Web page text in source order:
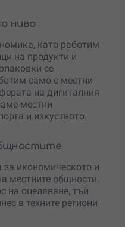
ниво
като работим
на продукти и
се
само с местни
на дигиталния
местни
и изкуството.
икономическото и
местните общности.
на оцеляване, тъй
в техните региони